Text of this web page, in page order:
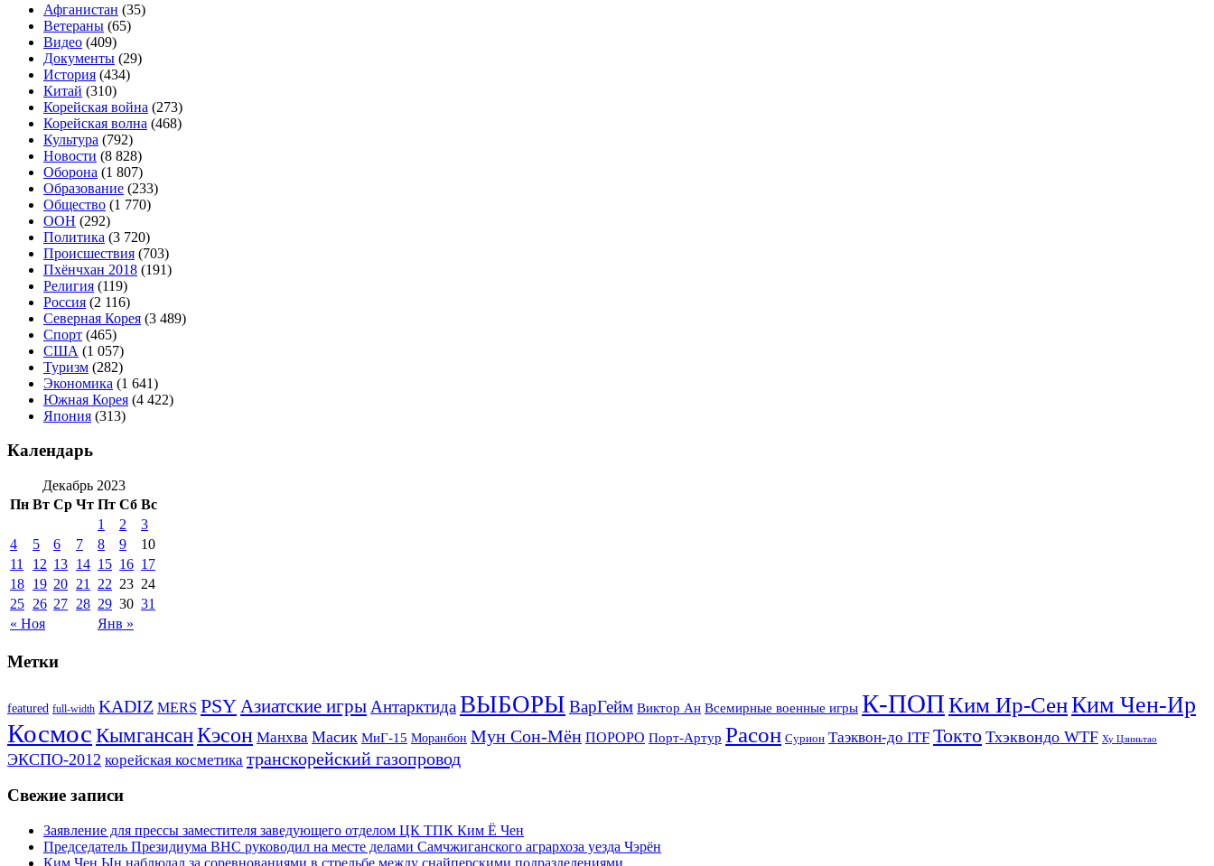
Афганистан (35)
Ветераны (65)
Видео (409)
Документы (29)
История (434)
Китай (310)
Корейская война (273)
Корейская волна (468)
Культура (792)
Новости (8 828)
Оборона (1 807)
Образование (233)
Общество (1 770)
ООН (292)
Политика (3 720)
Происшествия (703)
Пхёнчхан 2018 (191)
Религия (119)
Россия (2 116)
Северная Корея (3 489)
Спорт (465)
США (1 057)
Туризм (282)
Экономика (1 641)
Южная Корея (4 422)
Япония (313)
Календарь
Декабрь 2023
Пн Вт Ср Чт Пт Сб Вс
« Ноя Янв »
1 2
3
4
5 6 7 8 9
10
11
12 13 14 15 16 17
18 19 20 21 22 23 24
25 26 27 28 29 30 31
Метки
featured full-width KADIZ MERS PSY Азиатские игры АнтарктидаВЫБОРЫ ВарГейм Виктор Ан Всемирные военные игры К-ПОПКим Ир-СенКим Чен-Ир
Космос КымгансанКэсон Манхва Масик МиГ-15 Моранбон Мун Сон-Мён ПОРОРО Порт-Артур Расон Сурион Таэквон-до ITF Токто Тхэквондо WTF Ху Цзиньтао
ЭКСПО-2012 корейская косметика транскорейский газопровод
Свежие записи
Заявление для прессы заместителя заведующего отделом ЦК ТПК Ким Ё Чен
Председатель Президиума ВНС руководил на месте делами Самчжиганского агрархоза уезда Чэрён
Ким Чен Ын наблюдал за соревнованиями в стрельбе между снайперскими подразделениями